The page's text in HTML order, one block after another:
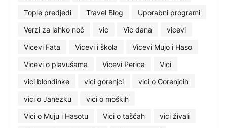
Tople predjedi
Travel Blog
Uporabni programi
Verzi za lahko noč
vic Vic dana
vicevi
Vicevi Fata
Vicevi i škola
Vicevi Mujo i Haso
Vicevi o plavušama
Vicevi Perica
Vici
vici blondinke
vici gorenjci
vici o Gorenjcih
vici o Janezku
vici o moških
Vici o Muju i Hasotu
Vici o taščah
vici živali